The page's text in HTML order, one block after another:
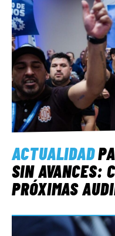
ACTUALIDAD
SIN AVANCES:
PRÓXIMAS